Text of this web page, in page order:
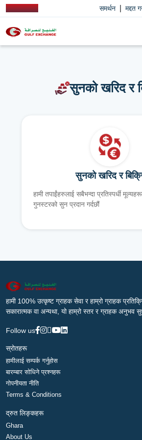
समर्थन मद्दत
सुनको खरिद र
सुनको खरिद र
हामी तपाईंहरुलाई सबैभन्दा प्रतिस्पर्धी
गुनस्टरको सुन प्रदान गर्दछौं
हामी 100% उत्कृष्ट ग्राहक सेवा र हाम्रो ग्राहक
सकारात्मक वा अन्यथा, यो हाम्रो स्तर र ग्राहक अनुभव
Follow us
स्रोतहरू
हामीलाई सम्पर्क गर्नुहोस
बारम्बार सोधिने प्रश्नहरू
गोपनीयता नीति
Terms & Conditions
द्रुत लिङ्कहरू
Ghara
About Us